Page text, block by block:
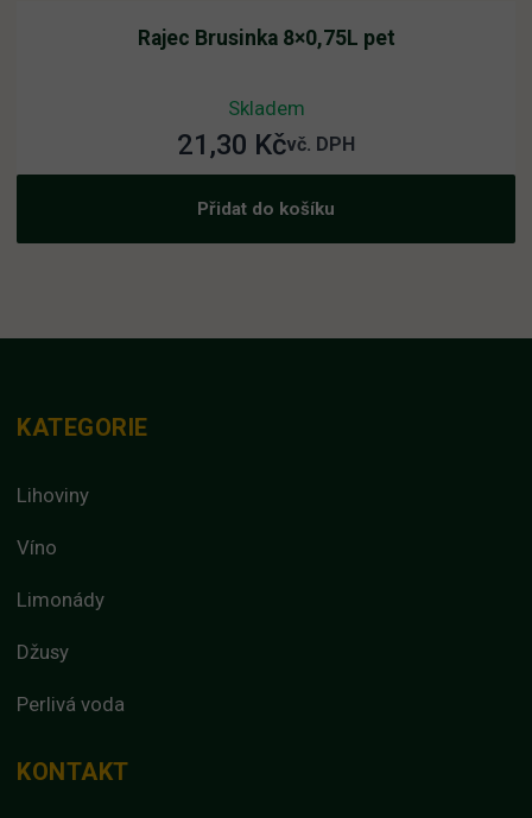
Rajec Brusinka 8×0,75L pet
Skladem
21,30 Kčvč. DPH
Přidat do košíku
KATEGORIE
Lihoviny
Víno
Limonády
Džusy
Perlivá voda
KONTAKT